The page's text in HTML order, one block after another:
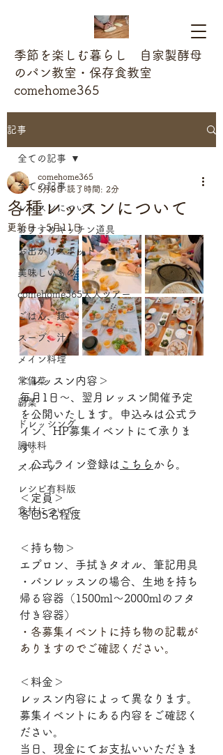
季節を楽しむ暮らし 自家製酵母
のパン教室・保存食教室
comehome365
記事
全ての記事
レッスンについて
おすすめキッチン道具
お出かけスポット
美味しいもの
comehome365大人ツアー
ごはん、麺
スープ、汁
メイン料理
常備菜
副菜
ドレッシング
調味料
スイーツ
レシピ有料版
食材について
全ての記事
各種レッスンについて
comehome365
5月8日 読了時間: 2分
更新日：5月11日
＜レッスン内容＞
毎月1日〜、翌月レッスン開催予定
を公開いたします。申込みは公式ラ
イン、HP募集イベントにて承りま
す。
・公式ライン登録は こちら から。
＜定員＞
各回5名程度
＜持ち物＞
エプロン、手拭きタオル、筆記用具
・パンレッスンの場合、生地を持ち
帰る容器（1500ml～2000mlのフタ
付き容器）
・各募集イベントに持ち物の記載が
ありますのでご確認ください。
＜料金＞
レッスン内容によって異なります。
募集イベントにある内容をご確認く
ださい。
当日、現金にてお支払いいただきま